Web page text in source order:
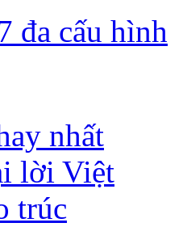
đa cấu hình
nhất
lời Việt
trúc